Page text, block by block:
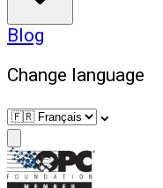
Blog
Change language
⌄